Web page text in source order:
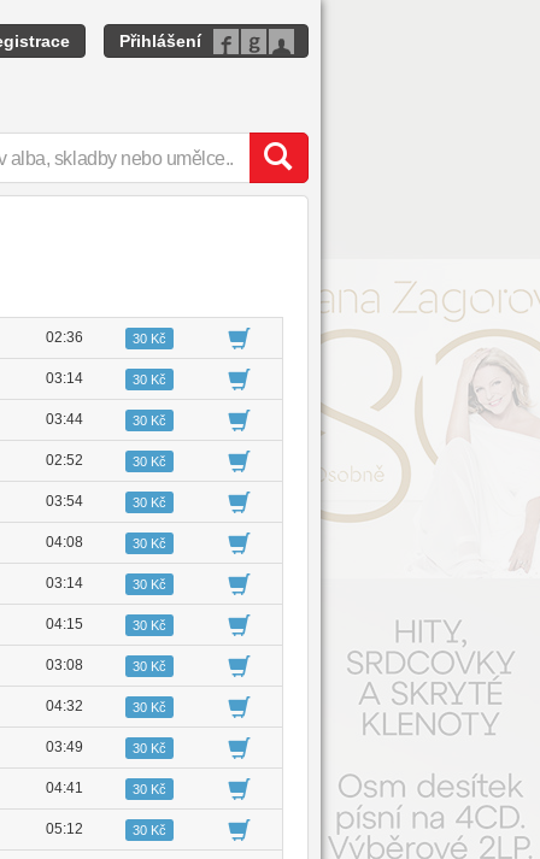
Přihlášení
02:36 30 Kč
03:14 30 Kč
03:44 30 Kč
02:52 30 Kč
03:54 30 Kč
04:08 30 Kč
03:14 30 Kč
04:15 30 Kč
03:08 30 Kč
04:32 30 Kč
03:49 30 Kč
04:41 30 Kč
05:12 30 Kč